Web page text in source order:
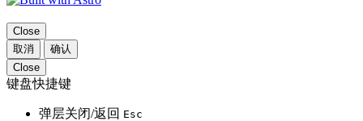
Close
取消
确认
Close
键盘快捷键
弹层关闭/返回 Esc